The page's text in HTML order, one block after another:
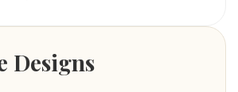
Designs